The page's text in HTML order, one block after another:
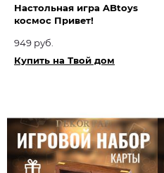
Настольная игра ABtoys
космос Привет!
949 руб.
Купить на Твой дом